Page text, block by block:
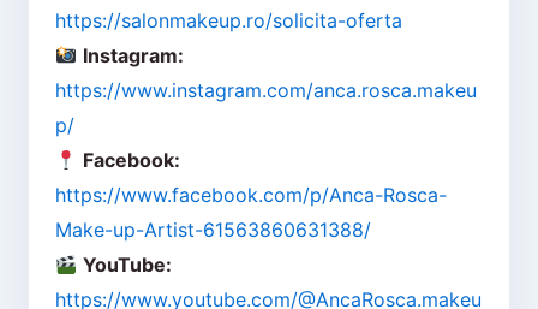
https://salonmakeup.ro/solicita-oferta
Instagram:
https://www.instagram.com/anca.rosca.makeu
p/
Facebook:
https://www.facebook.com/p/Anca-Rosca-
Make-up-Artist-61563860631388/
YouTube:
https://www.youtube.com/@AncaRosca.makeu